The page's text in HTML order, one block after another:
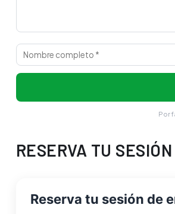
Por
RESERVA TU
Reserva tu sesión de